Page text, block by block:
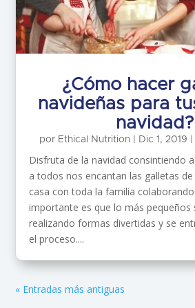
¿Cómo hacer
navideñas para
navidad?
por Ethical Nutrition Dic 1, 2019
Disfruta de la navidad consintiendo
a todos nos encantan las galletas
casa con toda la familia
importante es que lo más pequeños
realizando formas divertidas y se
el proceso....
« Entradas más antiguas